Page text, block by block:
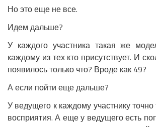
Но это еще не все.
Идем дальше?
У каждого участника такая же
каждому из тех кто присутствует. И
появилось только что? Вроде как 49?
А если пойти еще дальше?
У ведущего к каждому участнику
восприятия. А еще у ведущего есть